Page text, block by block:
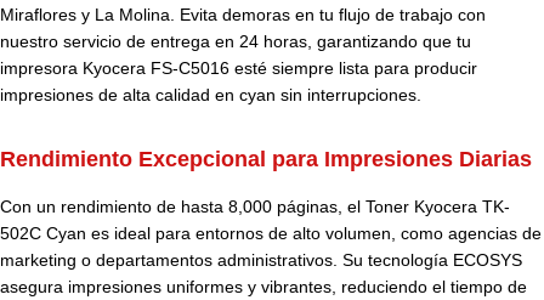
Miraflores y La Molina. Evita demoras en tu flujo de trabajo con
nuestro servicio de entrega en 24 horas, garantizando que tu
impresora Kyocera FS-C5016 esté siempre lista para producir
impresiones de alta calidad en cyan sin interrupciones.
Rendimiento Excepcional para Impresiones Diarias
Con un rendimiento de hasta 8,000 páginas, el Toner Kyocera TK-
502C Cyan es ideal para entornos de alto volumen, como agencias de
marketing o departamentos administrativos. Su tecnología ECOSYS
asegura impresiones uniformes y vibrantes, reduciendo el tiempo de